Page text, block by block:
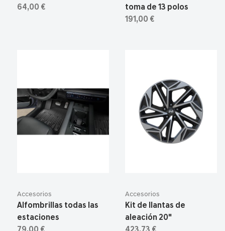
64,00 €
toma de 13 polos
191,00 €
Accesorios
Alfombrillas todas las
estaciones
Accesorios
Kit de llantas de
aleación 20"